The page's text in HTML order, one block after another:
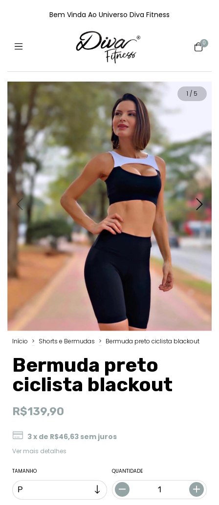
Bem Vinda Ao Universo Diva Fitness
0
1 / 5
Início > Shorts e Bermudas > Bermuda preto ciclista blackout
Bermuda preto
ciclista blackout
R$139,90
3x de R$46,63 sem juros
Ver mais detalhes
TAMANHO QUANTIDADE